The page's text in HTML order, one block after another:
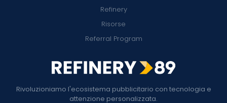
Rivoluzioniamo l'ecosistema pubblicitario con tecnologia e
attenzione personalizzata.
Refinery
Risorse
Referral Program